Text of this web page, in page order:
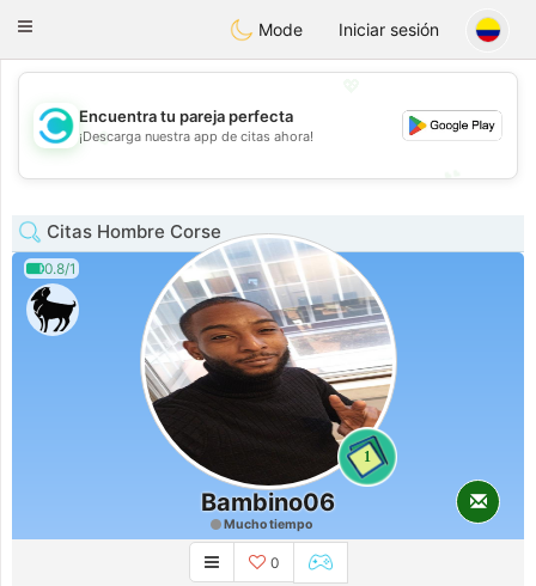
olombiaCitas
Toggle
Mode Iniciar sesión
💖
Encuentra tu pareja perfecta
¡Descarga nuestra app de citas ahora!
Citas Hombre Corse
0.8/1
1
Bambino06
Mucho tiempo
0